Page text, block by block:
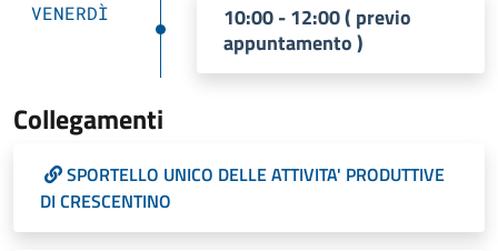
VENERDÌ
10:00 - 12:00 ( previo
appuntamento )
Collegamenti
SPORTELLO UNICO DELLE ATTIVITA' PRODUTTIVE
DI CRESCENTINO